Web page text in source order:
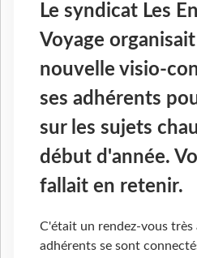
Le syndicat Les
Voyage
nouvelle visio-
ses adhérents
sur les sujets
début d'année.
fallait en retenir.
C'était un rendez-vous très
adhérents se sont